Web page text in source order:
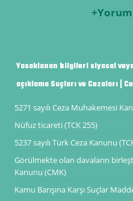
Yasaklanan bilgileri siyasal
açıklama Suçları ve Cezaları |
5271 sayılı Ceza Muhakemesi
Nüfuz ticareti (TCK 255)
5237 sayılı Türk Ceza Kanunu
Görülmekte olan davaların
Kanunu (CMK)
Kamu Barışına Karşı Suçlar